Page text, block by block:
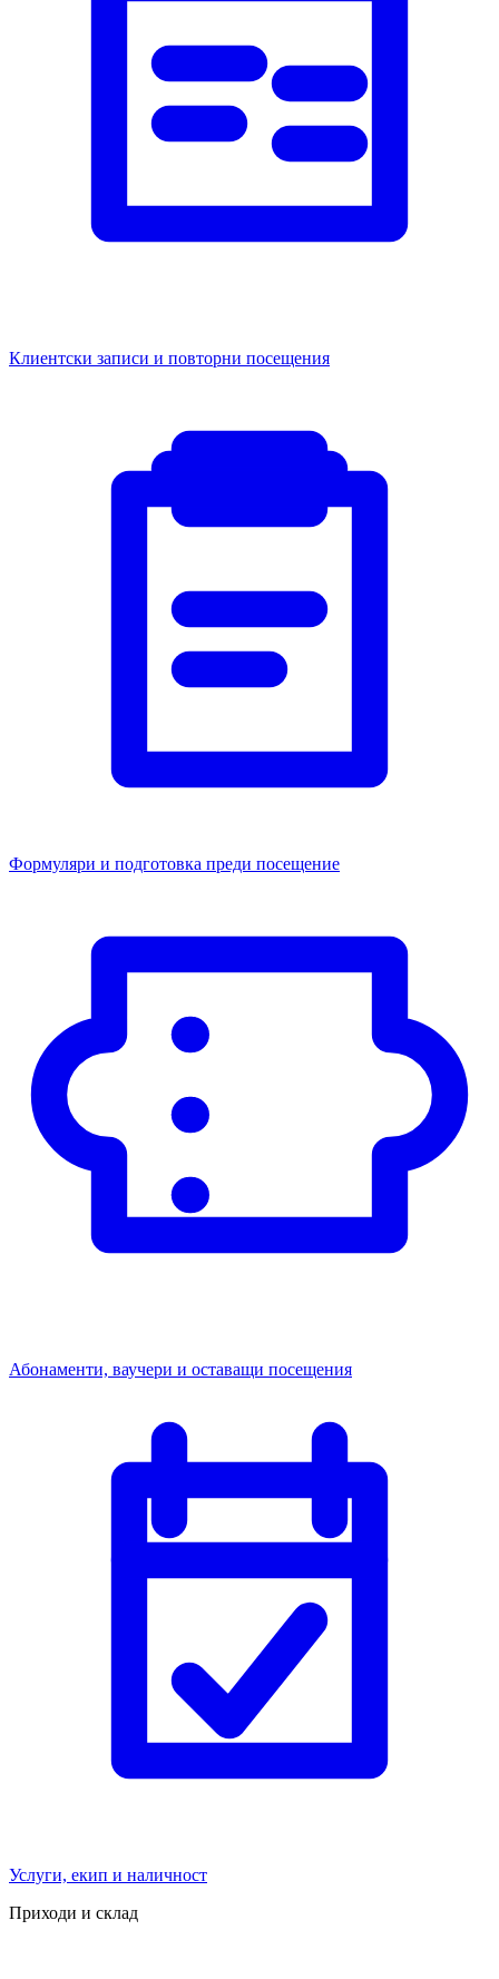
Клиентски записи и повторни посещения
Формуляри и подготовка преди посещение
Абонаменти, ваучери и оставащи посещения
Услуги, екип и наличност
Приходи и склад